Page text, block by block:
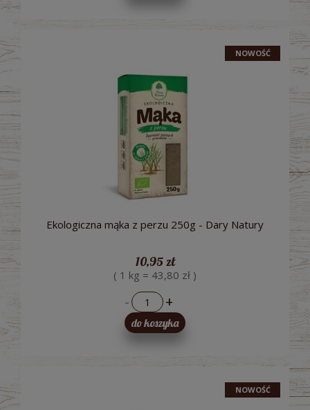
Ekologiczna mąka z perzu 250g - Dary Natury
10,95 zł
( 1 kg = 43,80 zł )
- +
do koszyka
NOWOŚĆ
NOWOŚĆ